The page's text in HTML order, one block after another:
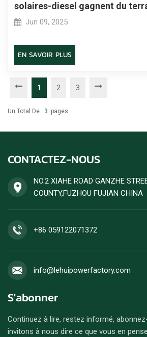
solaires-diesel gagnent du
réponse mondiale aux
Jun 09, 2025
EN SAVOIR PLUS
1 2 3
Un Total De 3 Pages
CONTACTEZ-NOUS
NO.2 XIAHE ROAD GANZHE
COUNTY,FUZHOU FUJIAN CHINA
+86 059122071372
info@lehuipowerfactory.com
S'abonner
Continuez à lire, restez informé,
invitons à nous dire ce que vous en